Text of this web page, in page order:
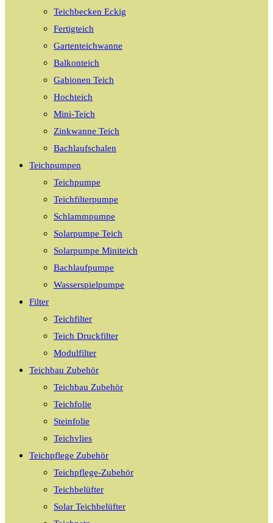
Teichbecken Eckig
Fertigteich
Gartenteichwanne
Balkonteich
Gabionen Teich
Hochteich
Mini-Teich
Zinkwanne Teich
Bachlaufschalen
Teichpumpen
Teichpumpe
Teichfilterpumpe
Schlammpumpe
Solarpumpe Teich
Solarpumpe Miniteich
Bachlaufpumpe
Wasserspielpumpe
Filter
Teichfilter
Teich Druckfilter
Modulfilter
Teichbau Zubehör
Teichbau Zubehör
Teichfolie
Steinfolie
Teichvlies
Teichpflege Zubehör
Teichpflege-Zubehör
Teichbelüfter
Solar Teichbelüfter